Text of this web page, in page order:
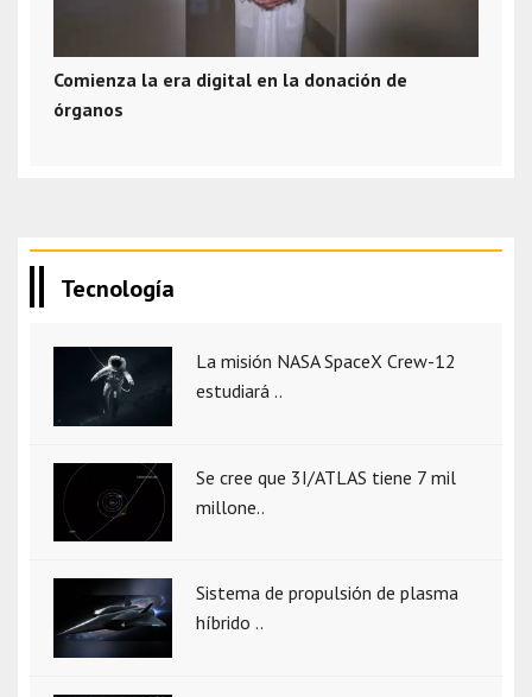
Comienza la era digital en la donación de
órganos
Tecnología
La misión NASA SpaceX Crew-12
estudiará ..
Se cree que 3I/ATLAS tiene 7 mil
millone..
Sistema de propulsión de plasma
híbrido ..